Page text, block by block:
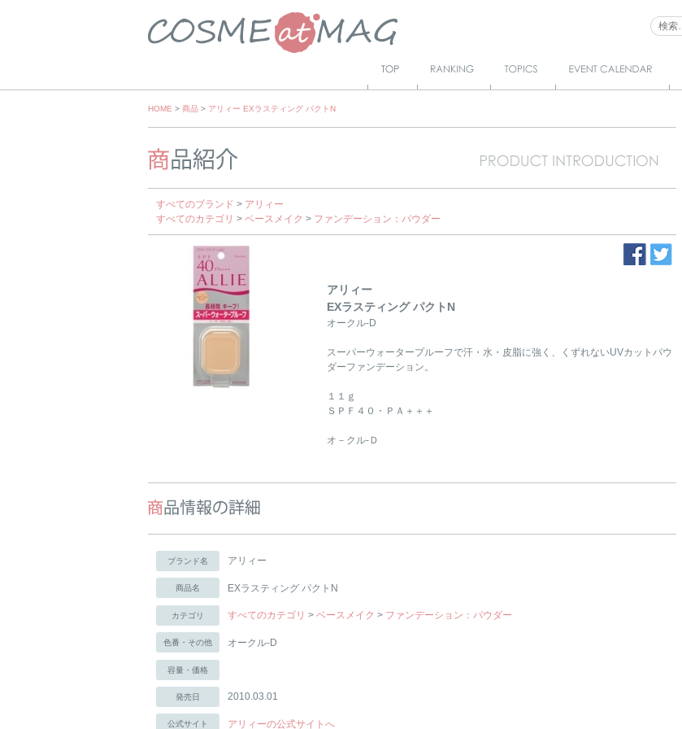
Skip
HOME > 商品 > アリィー EXラスティング パクトN
すべてのブランド > アリィー
すべてのカテゴリ > ベースメイク > ファンデーション：パウダー
アリィー
EXラスティング パクトN
オークル-D
スーパーウォータープルーフで汗・水・皮脂に強く、くずれないUVカットパウ
ダーファンデーション。
１１ｇ
ＳＰＦ４０・ＰＡ＋＋＋
オ－クル-Ｄ
ブランド名 アリィー
商品名 EXラスティング パクトN
カテゴリ すべてのカテゴリ > ベースメイク > ファンデーション：パウダー
色番・その他 オークル-D
容量・価格
発売日 2010.03.01
公式サイト アリィーの公式サイトへ